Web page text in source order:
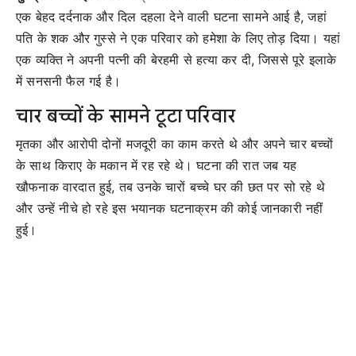
एक बेहद दर्दनाक और दिल दहला देने वाली घटना सामने आई है, जहां
पति के शक और गुस्से ने एक परिवार को हमेशा के लिए तोड़ दिया। यहां
एक व्यक्ति ने अपनी पत्नी की बेरहमी से हत्या कर दी, जिससे पूरे इलाके
में सनसनी फैल गई है।
चार बच्चों के सामने टूटा परिवार
मृतका और आरोपी दोनों मजदूरी का काम करते थे और अपने चार बच्चों
के साथ किराए के मकान में रह रहे थे। घटना की रात जब यह
खौफनाक वारदात हुई, तब उनके चारों बच्चे घर की छत पर सो रहे थे
और उन्हें नीचे हो रहे इस भयानक घटनाक्रम की कोई जानकारी नहीं
हुई।